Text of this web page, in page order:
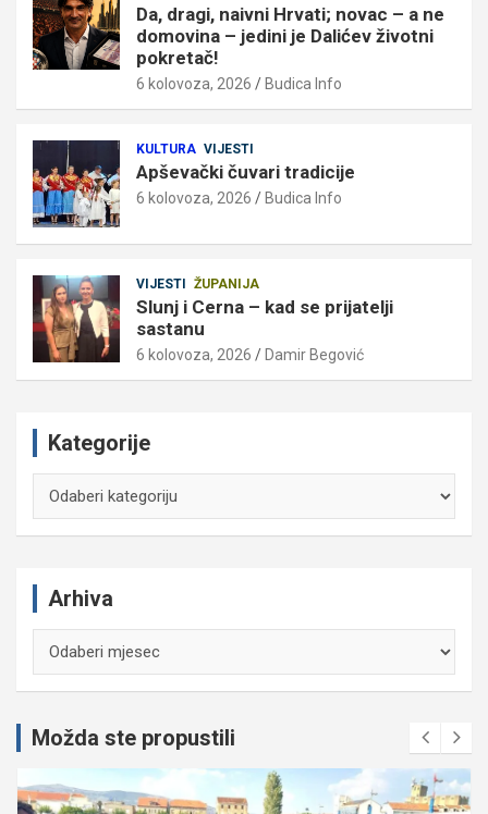
Da, dragi, naivni Hrvati; novac – a ne
domovina – jedini je Dalićev životni
pokretač!
6 kolovoza, 2026 Budica Info
KULTURA VIJESTI
Apševački čuvari tradicije
6 kolovoza, 2026 Budica Info
VIJESTI ŽUPANIJA
Slunj i Cerna – kad se prijatelji
sastanu
6 kolovoza, 2026 Damir Begović
Kategorije
Arhiva
Možda ste propustili